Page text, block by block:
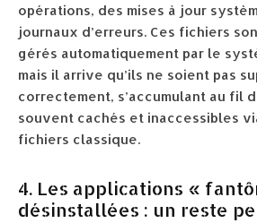
opérations, des mises à jour
journaux d’erreurs. Ces fichiers
gérés automatiquement par le
mais il arrive qu’ils ne soient pas
correctement, s’accumulant au fil
souvent cachés et inaccessibles
fichiers classique.
4. Les applications «
désinstallées : un reste